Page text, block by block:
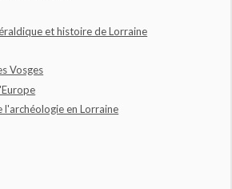
et histoire de Lorraine
Vosges
l'archéologie en Lorraine